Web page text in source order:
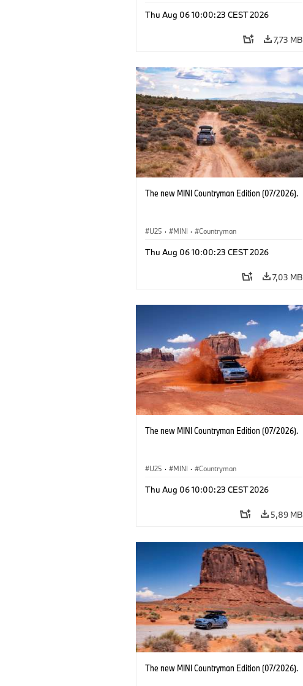
Thu Aug 06 10:00:23 CEST 2026
7,73 MB
The new MINI Countryman Edition (07/2026).
U25 · MINI · Countryman
Thu Aug 06 10:00:23 CEST 2026
7,03 MB
The new MINI Countryman Edition (07/2026).
U25 · MINI · Countryman
Thu Aug 06 10:00:23 CEST 2026
5,89 MB
The new MINI Countryman Edition (07/2026).